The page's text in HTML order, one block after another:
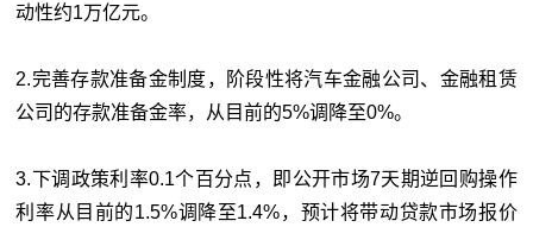
动性约1万亿元。
2.完善存款准备金制度，阶段性将汽车金融公司、金融租赁
公司的存款准备金率，从目前的5%调降至0%。
3.下调政策利率0.1个百分点，即公开市场7天期逆回购操作
利率从目前的1.5%调降至1.4%，预计将带动贷款市场报价